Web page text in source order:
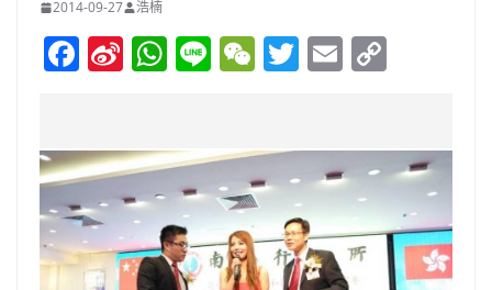
2014-09-27 浩楠
F
e
b
o
o
Si
W
ei
b
o
W
s
A
p
p
Li W
h
at
T
er
E
l y
Li
n
k